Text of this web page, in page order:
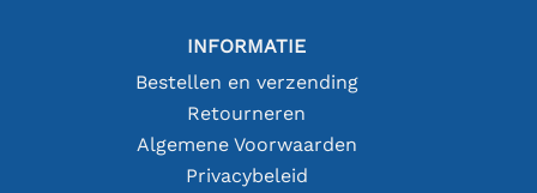
INFORMATIE
Bestellen en verzending
Retourneren
Algemene Voorwaarden
Privacybeleid